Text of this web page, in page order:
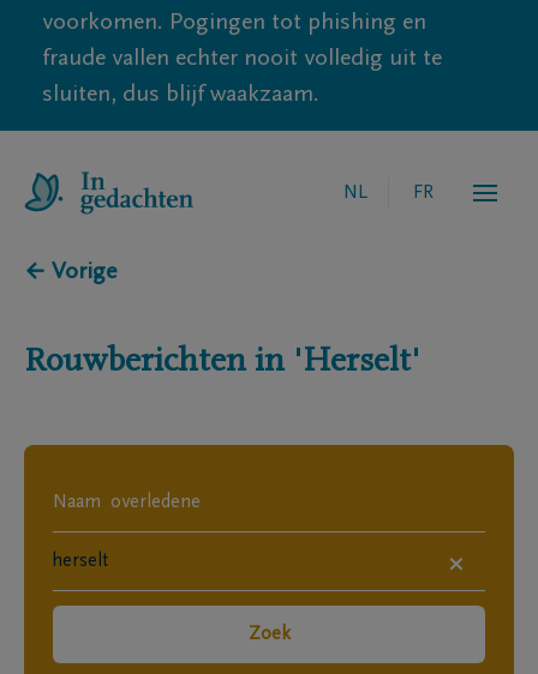
voorkomen. Pogingen tot phishing en
fraude vallen echter nooit volledig uit te
sluiten, dus blijf waakzaam.
NL FR
← Vorige
Rouwberichten in 'Herselt'
×
Zoek